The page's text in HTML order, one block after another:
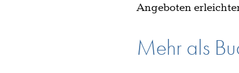
Angeboten
Mehr als